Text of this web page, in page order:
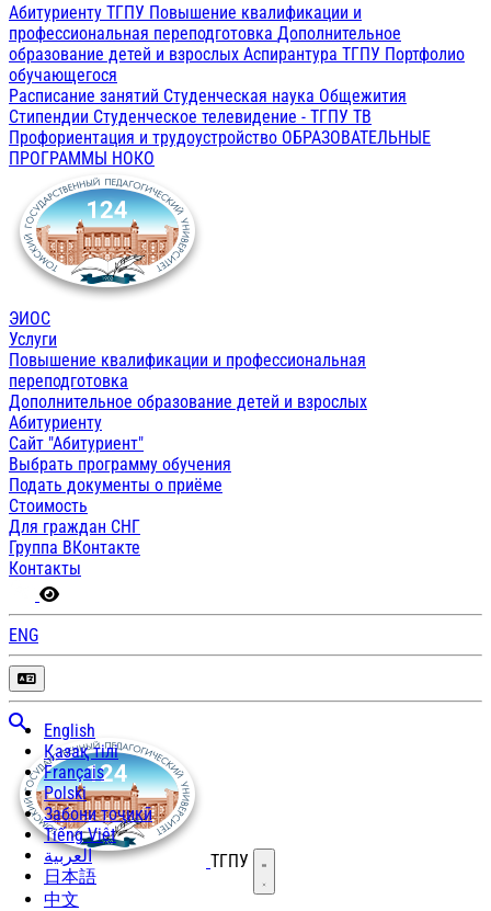
Абитуриенту ТГПУ Повышение квалификации и
профессиональная переподготовка Дополнительное
образование детей и взрослых Аспирантура ТГПУ Портфолио
обучающегося
Расписание занятий Студенческая наука Общежития
Стипендии Студенческое телевидение - ТГПУ ТВ
Профориентация и трудоустройство ОБРАЗОВАТЕЛЬНЫЕ
ПРОГРАММЫ НОКО
ЭИОС
Услуги
Повышение квалификации и профессиональная
переподготовка
Дополнительное образование детей и взрослых
Абитуриенту
Сайт "Абитуриент"
Выбрать программу обучения
Подать документы о приёме
Стоимость
Для граждан СНГ
Группа ВКонтакте
Контакты
ENG
English
Қазақ тілі
Français
Polski
Забони тоҷикӣ
Tiếng Việt
العربية
日本語
中文
ТГПУ Открыть меню